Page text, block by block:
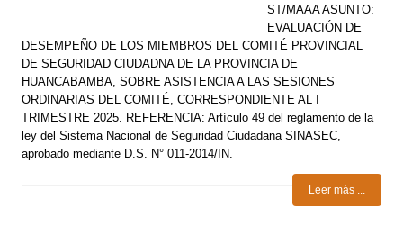
ST/MAAA ASUNTO:
EVALUACIÓN DE
DESEMPEÑO DE LOS MIEMBROS DEL COMITÉ PROVINCIAL
DE SEGURIDAD CIUDADNA DE LA PROVINCIA DE
HUANCABAMBA, SOBRE ASISTENCIA A LAS SESIONES
ORDINARIAS DEL COMITÉ, CORRESPONDIENTE AL I
TRIMESTRE 2025. REFERENCIA: Artículo 49 del reglamento de la
ley del Sistema Nacional de Seguridad Ciudadana SINASEC,
aprobado mediante D.S. N° 011-2014/IN.
Leer más ...